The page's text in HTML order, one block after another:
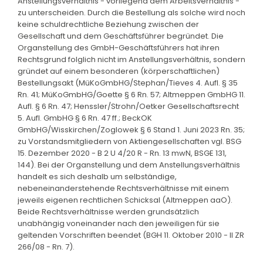
zu unterscheiden. Durch die Bestellung als solche wird noch
keine schuldrechtliche Beziehung zwischen der
Gesellschaft und dem Geschäftsführer begründet. Die
Organstellung des GmbH-Geschäftsführers hat ihren
Rechtsgrund folglich nicht im Anstellungsverhältnis, sondern
gründet auf einem besonderen (körperschaftlichen)
Bestellungsakt (MüKoGmbHG/Stephan/Tieves 4. Aufl. § 35
Rn. 41; MüKoGmbHG/Goette § 6 Rn. 57; Altmeppen GmbHG 11.
Aufl. § 6 Rn. 47; Henssler/Strohn/Oetker Gesellschaftsrecht
5. Aufl. GmbHG § 6 Rn. 47 ff.; BeckOK
GmbHG/Wisskirchen/Zoglowek § 6 Stand 1. Juni 2023 Rn. 35;
zu Vorstandsmitgliedern von Aktiengesellschaften vgl. BSG
15. Dezember 2020 - B 2 U 4/20 R - Rn. 13 mwN, BSGE 131,
144). Bei der Organstellung und dem Anstellungsverhältnis
handelt es sich deshalb um selbständige,
nebeneinanderstehende Rechtsverhältnisse mit einem
jeweils eigenen rechtlichen Schicksal (Altmeppen aaO).
Beide Rechtsverhältnisse werden grundsätzlich
unabhängig voneinander nach den jeweiligen für sie
geltenden Vorschriften beendet (BGH 11. Oktober 2010 - II ZR
266/08 - Rn. 7).